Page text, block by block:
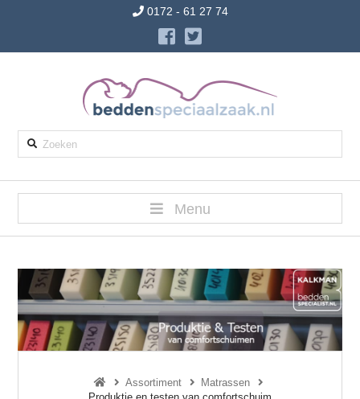
0172 - 61 27 74
Zoeken
Menu
Assortiment
Matrassen